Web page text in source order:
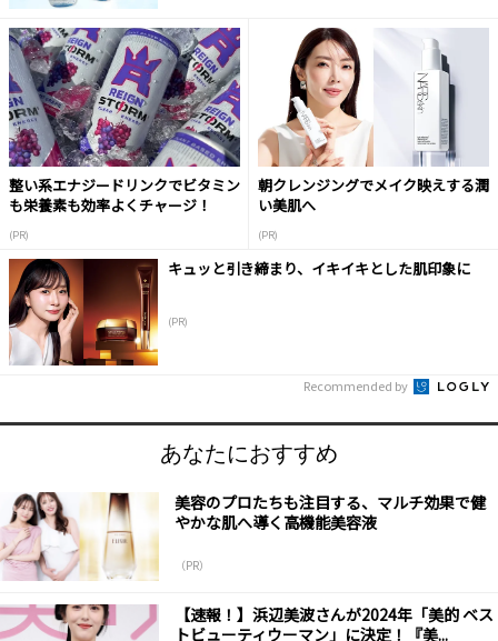
整い系エナジードリンクでビタミン
も栄養素も効率よくチャージ！
(PR)
朝クレンジングでメイク映えする潤
い美肌へ
(PR)
キュッと引き締まり、イキイキとした肌印象に
(PR)
Recommended by
あなたにおすすめ
美容のプロたちも注目する、マルチ効果で健
やかな肌へ導く高機能美容液
（PR）
【速報！】浜辺美波さんが2024年「美的 ベス
トビューティウーマン」に決定！『美...